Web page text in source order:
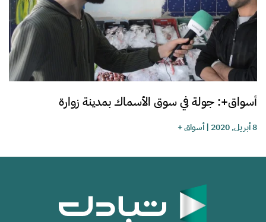
أسواق+: جولة في سوق الأسماك بمدينة زوارة
8 أبريل, 2020 |أسواق +